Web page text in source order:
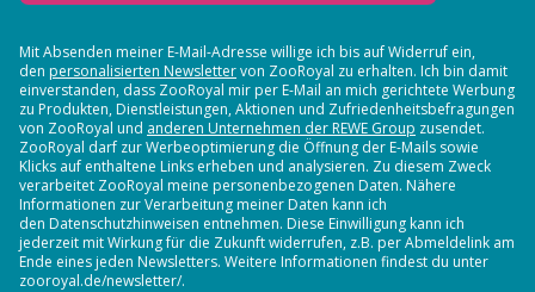
Mit Absenden meiner E-Mail-Adresse willige ich bis auf Widerruf ein,
den personalisierten Newslettervon ZooRoyal zu erhalten. Ich bin damit
einverstanden, dass ZooRoyal mir per E-Mail an mich gerichtete Werbung
zu Produkten, Dienstleistungen, Aktionen und Zufriedenheitsbefragungen
von ZooRoyal und anderen Unternehmen der REWE Group zusendet.
ZooRoyal darf zur Werbeoptimierung die Öffnung der E-Mails sowie
Klicks auf enthaltene Links erheben und analysieren. Zu diesem Zweck
verarbeitet ZooRoyal meine personenbezogenen Daten. Nähere
Informationen zur Verarbeitung meiner Daten kann ich
den Datenschutzhinweisen entnehmen. Diese Einwilligung kann ich
jederzeit mit Wirkung für die Zukunft widerrufen, z.B. per Abmeldelink am
Ende eines jeden Newsletters. Weitere Informationen findest du unter
zooroyal.de/newsletter/.